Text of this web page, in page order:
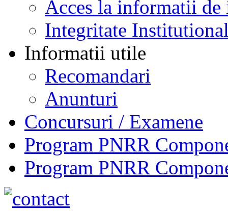
Acces la informatii de
Integritate
Informatii utile
Recomandari
Anunturi
Concursuri / Examene
Program PNRR
Program PNRR